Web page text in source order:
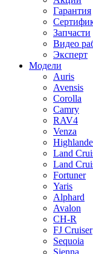
Гарантия
Запчасти
Видео
Эксперт
Модели
Auris
Avensis
Corolla
Camry
RAV4
Venza
Land
Land
Fortuner
Yaris
Alphard
Avalon
CH-R
FJ Cruiser
Sequoia
Sienna